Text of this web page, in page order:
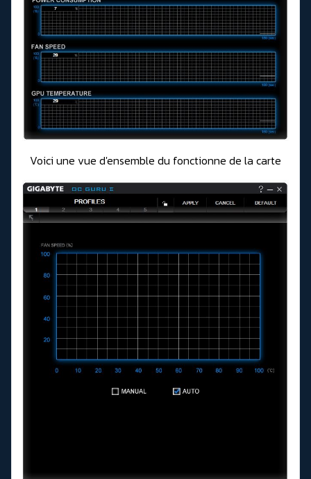
Voici une vue d'ensemble du fonctionne de la carte